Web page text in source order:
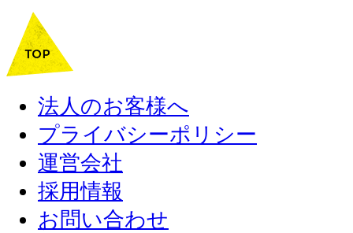
法人のお客様へ
プライバシーポリシー
運営会社
採用情報
お問い合わせ